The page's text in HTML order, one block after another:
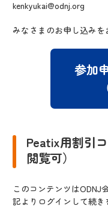
kenkyukai@odnj.org
みなさまのお申し込みを
参加
Peatix用割引
閲覧可）
このコンテンツはODNJ
記よりログインして続き